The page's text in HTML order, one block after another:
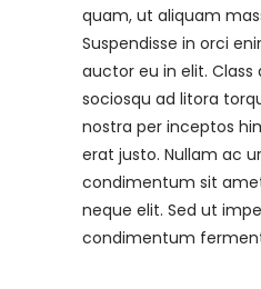
quam, ut aliquam
Suspendisse in orci
auctor eu in elit.
sociosqu ad litora
nostra per inceptos
erat justo. Nullam ac
condimentum sit
neque elit. Sed ut
condimentum